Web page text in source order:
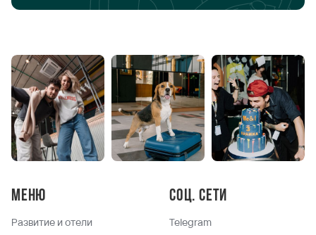
Меню
Развитие и отели
Соц. сети
Telegram